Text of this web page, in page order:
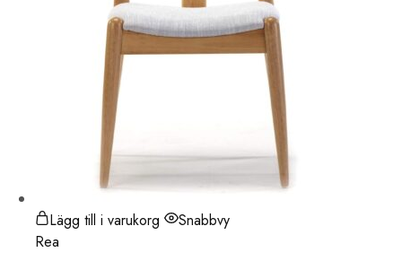
Lägg till i varukorg
Snabbvy
Rea